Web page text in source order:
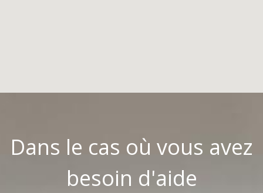
Dans le cas où vous avez
besoin d'aide